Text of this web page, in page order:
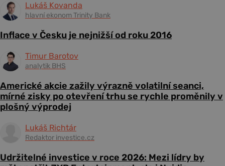
Lukáš Kovanda
hlavní ekonom Trinity Bank
Inflace v Česku je nejnižší od roku 2016
Timur Barotov
analytik BHS
Americké akcie zažily výrazně volatilní seanci,
mírné zisky po otevření trhu se rychle proměnily v
plošný výprodej
Lukáš Richtár
Redaktor investice.cz
Udržitelné investice v roce 2026: Mezi lídry by